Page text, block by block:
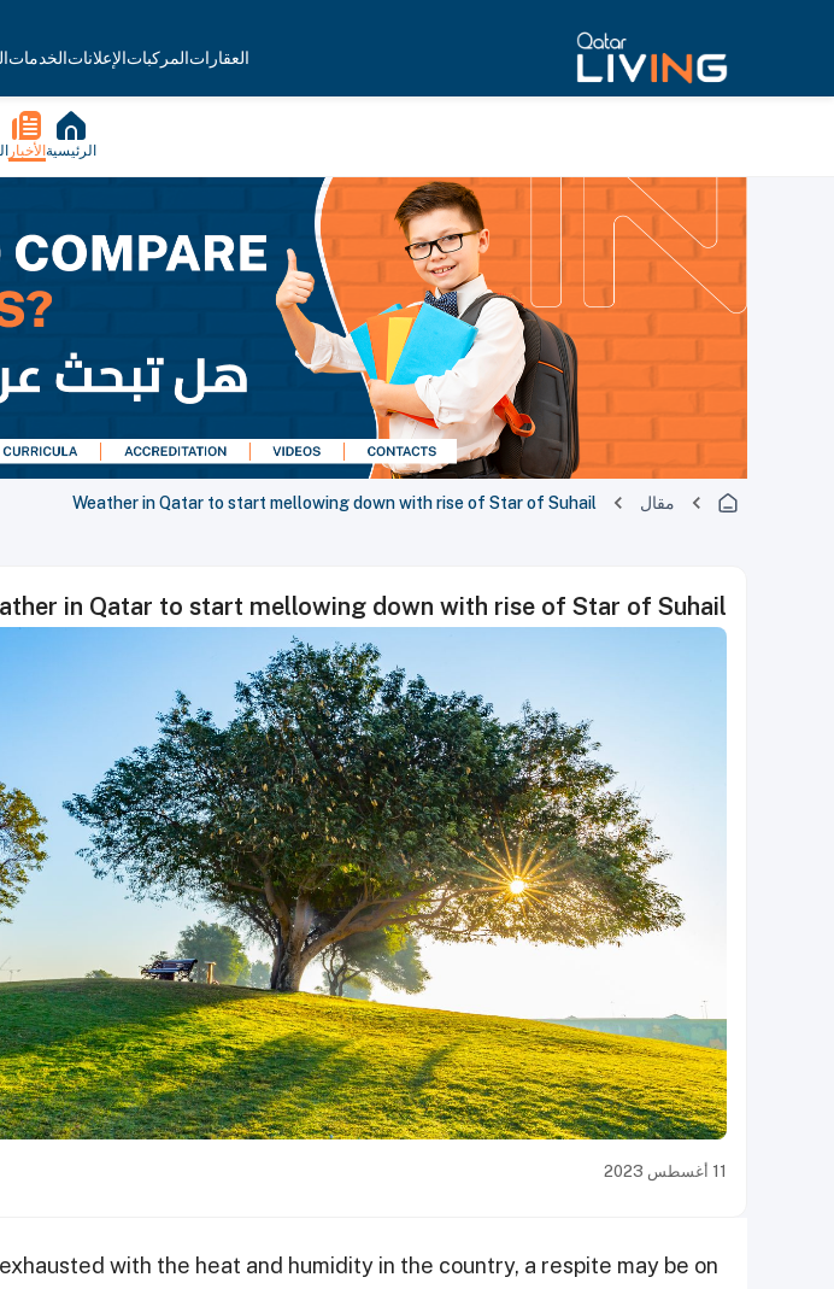
العقاراتالمركباتالإعلاناتالخدمات
الرئيسية الأخبار
مقال Weather in Qatar to start mellowing down with rise of Star of Suhail
in Qatar to start mellowing down with rise of Star of Suhail
11 أغسطس 2023
with the heat and humidity in the country, a respite may be on